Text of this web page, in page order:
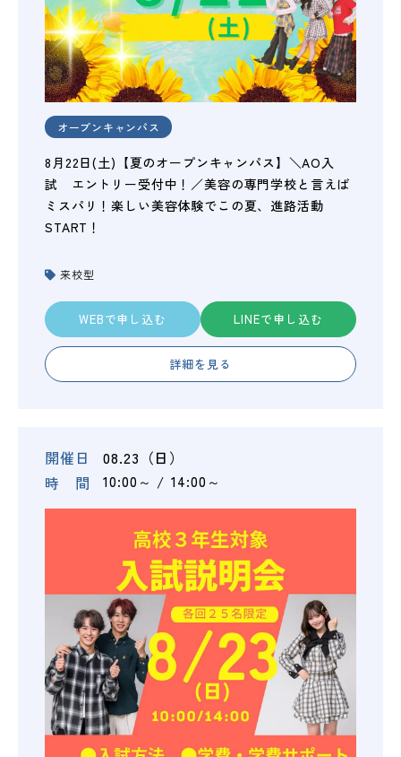
オープンキャンパス
8月22日(土)【夏のオープンキャンパス】＼AO入
試 エントリー受付中！／美容の専門学校と言えば
ミスパリ！楽しい美容体験でこの夏、進路活動
START！
来校型
WEBで申し込む LINEで申し込む
詳細を見る
開催日
08.23（日）
時 間
10:00～ 14:00～